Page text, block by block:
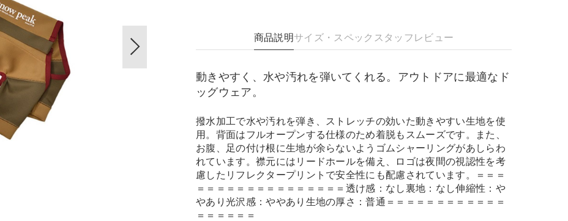
商品説明サイズ・スペック スタッフレビュー
動きやすく、水や汚れを弾いてくれる。アウトドアに最適なド
ッグウェア。
撥水加工で水や汚れを弾き、ストレッチの効いた動きやすい生地を使
用。背面はフルオープンする仕様のため着脱もスムーズです。また、
お腹、足の付け根に生地が余らないようゴムシャーリングがあしらわ
れています。襟元にはリードホールを備え、ロゴは夜間の視認性を考
慮したリフレクタープリントで安全性にも配慮されています。＝＝＝
＝＝＝＝＝＝＝＝＝＝＝＝＝＝＝透け感：なし裏地：なし伸縮性：や
やあり光沢感：ややあり生地の厚さ：普通＝＝＝＝＝＝＝＝＝＝＝＝
＝＝＝＝＝＝